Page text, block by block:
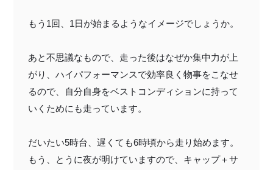
もう1回、1日が始まるようなイメージでしょうか。
あと不思議なもので、走った後はなぜか集中力が上
がり、ハイパフォーマンスで効率良く物事をこなせ
るので、自分自身をベストコンディションに持って
いくためにも走っています。
だいたい5時台、遅くても6時頃から走り始めます。
もう、とうに夜が明けていますので、キャップ＋サ